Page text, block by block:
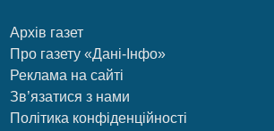
Архів газет
Про газету «Дані-Інфо»
Реклама на сайті
Зв’язатися з нами
Політика конфіденційності